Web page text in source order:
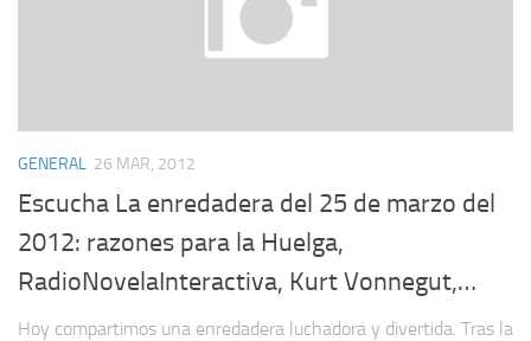
GENERAL 26 MAR, 2012
Escucha La enredadera del 25 de marzo del
2012: razones para la Huelga,
RadioNovelaInteractiva, Kurt Vonnegut,…
Hoy compartimos una enredadera luchadora y divertida. Tras la